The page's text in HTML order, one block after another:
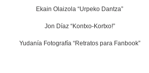
Ekain Olaizola “Urpeko Dantza”
Jon Díaz “Kontxo-Kortxo!”
Yudanía Fotografía “Retratos para Fanbook”